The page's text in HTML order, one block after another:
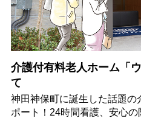
介護付有料老人ホーム「
て
神田神保町に誕生した話題の
ポート！24時間看護、安心